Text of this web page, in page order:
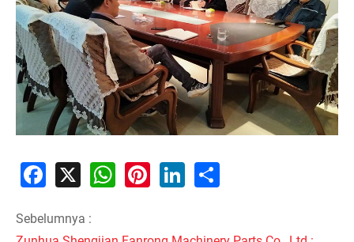
Facebook
X WhatsAppPinterestLinkedInShare
Sebelumnya :